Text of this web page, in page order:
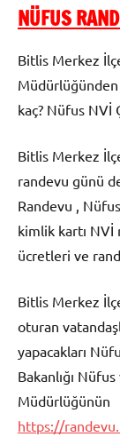
NÜFUS
Bitlis Merkez
Müdürlüğünden
kaç? Nüfus NVİ
Bitlis Merkez
randevu günü
Randevu ,
kimlik kartı NVİ
ücretleri ve
Bitlis Merkez
oturan
yapacakları
Bakanlığı
Müdürlüğünün
https://